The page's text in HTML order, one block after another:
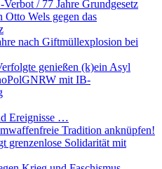
/ 77 Jahre Grundgesetz
Otto Wels gegen das
nach Giftmüllexplosion bei
genießen (k)ein Asyl
mit IB-
Ereignisse …
Tradition anknüpfen!
grenzenlose Solidarität mit